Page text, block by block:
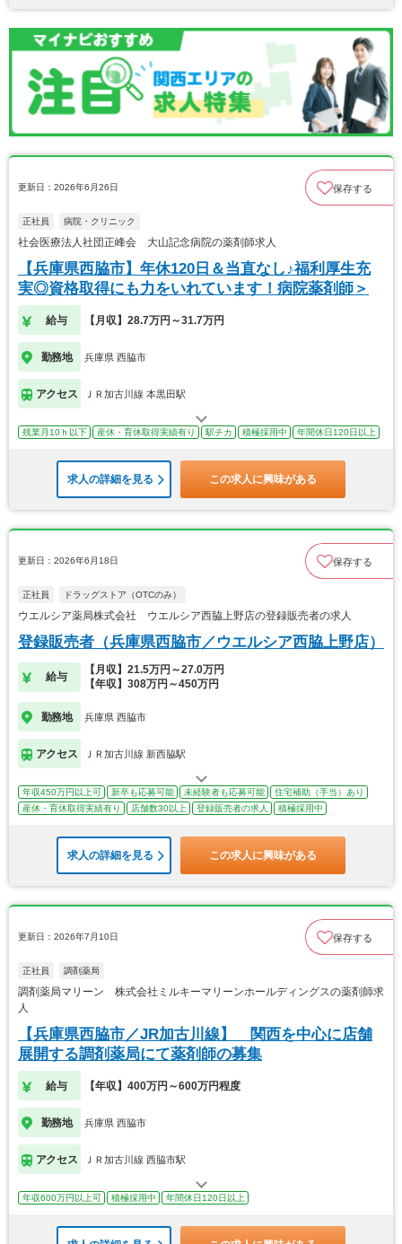
更新日：2026年6月26日 保存する
正社員 病院・クリニック
社会医療法人社団正峰会 大山記念病院の薬剤師求人
【兵庫県西脇市】年休120日＆当直なし♪福利厚生充
実◎資格取得にも力をいれています！病院薬剤師＞
給与 【月収】28.7万円～31.7万円
勤務地 兵庫県 西脇市
アクセス ＪＲ加古川線 本黒田駅
残業月10ｈ以下 産休・育休取得実績有り 駅チカ 積極採用中 年間休日120日以上
求人の詳細を見る この求人に興味がある
更新日：2026年6月18日 保存する
正社員 ドラッグストア（OTCのみ）
ウエルシア薬局株式会社 ウエルシア西脇上野店の登録販売者の求人
登録販売者（兵庫県西脇市／ウエルシア西脇上野店）
給与
【月収】21.5万円～27.0万円
【年収】308万円～450万円
勤務地 兵庫県 西脇市
アクセス ＪＲ加古川線 新西脇駅
年収450万円以上可 新卒も応募可能 未経験者も応募可能
住宅補助（手当）あり
産休・育休取得実績有り
店舗数30以上 登録販売者の求人 積極採用中
求人の詳細を見る この求人に興味がある
更新日：2026年7月10日 保存する
正社員 調剤薬局
調剤薬局マリーン 株式会社ミルキーマリーンホールディングスの薬剤師求
人
【兵庫県西脇市／JR加古川線】 関西を中心に店舗
展開する調剤薬局にて薬剤師の募集
給与 【年収】400万円～600万円程度
勤務地 兵庫県 西脇市
アクセス ＪＲ加古川線 西脇市駅
年収600万円以上可 積極採用中 年間休日120日以上